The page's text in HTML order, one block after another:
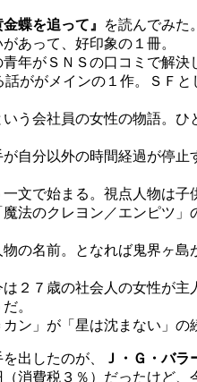
蝶を追って』
を読んでみた
あって、好印象の１冊。
年がＳＮＳの口コミで解
ががメインの１作。ＳＦ
う会社員の女性の物語。
自分以外の時間経過が停
文で始まる。視点人物は
法のクレヨン／エンピツ
の名前。となれば鬼界ヶ
２７歳の社会人の女性が
。
」が「星は沈まない」の
出したのが、 Ｊ・Ｇ・バラ
消費税３％）だったけど、